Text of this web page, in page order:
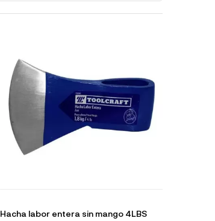
Hacha labor entera sin mango 4LBS